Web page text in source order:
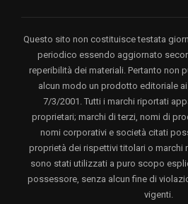
Questo sito non costituisce testata
periodico essendo aggiornato
reperibilità dei materiali. Pertanto non
alcun modo un prodotto editoriale ai
7/3/2001. Tutti i marchi riportati
proprietari; marchi di terzi, nomi di
nomi corporativi e società citati
proprietà dei rispettivi titolari o marchi
sono stati utilizzati a puro scopo
possessore, senza alcun fine di
vigenti.